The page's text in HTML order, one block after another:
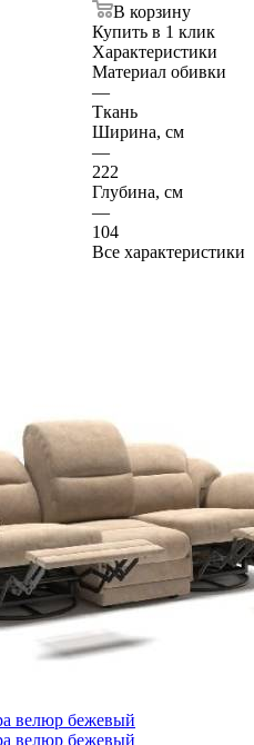
В корзину
Купить в 1 клик
Характеристики
Материал обивки
—
Ткань
Ширина, см
—
222
Глубина, см
—
104
Все характеристики